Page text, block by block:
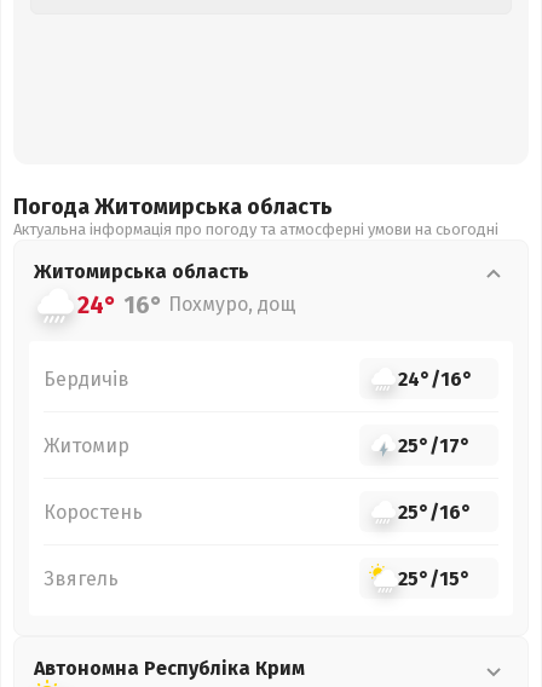
Погода Житомирська область
Актуальна інформація про погоду та атмосферні умови на сьогодні
Житомирська область
24° 16° Похмуро, дощ
Бердичів 24°/16°
Житомир 25°/17°
Коростень 25°/16°
Звягель 25°/15°
Автономна Республіка Крим